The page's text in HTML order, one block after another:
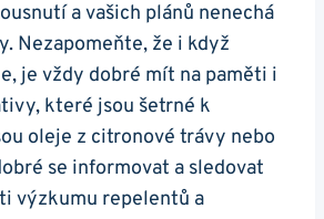
a vašich plánů nenechá
Nezapomeňte, že i když
je vždy dobré mít na paměti i
které jsou šetrné k
oleje z citronové trávy nebo
se informovat a sledovat
výzkumu repelentů a